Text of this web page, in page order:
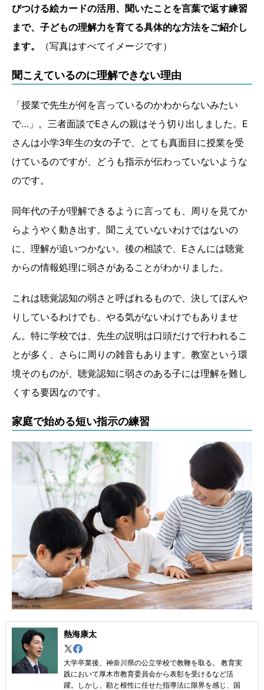
びつける絵カードの活用、聞いたことを言葉で返す練習
まで、子どもの理解力を育てる具体的な方法をご紹介し
ます。
（写真はすべてイメージです）
聞こえているのに理解できない理由
「授業で先生が何を言っているのかわからないみたい
で…」。三者面談でEさんの親はそう切り出しました。E
さんは小学3年生の女の子で、とても真面目に授業を受
けているのですが、どうも指示が伝わっていないような
のです。
同年代の子が理解できるように言っても、周りを見てか
らようやく動き出す。聞こえていないわけではないの
に、理解が追いつかない。後の相談で、Eさんには聴覚
からの情報処理に弱さがあることがわかりました。
これは聴覚認知の弱さと呼ばれるもので、決してぼんや
りしているわけでも、やる気がないわけでもありませ
ん。特に学校では、先生の説明は口頭だけで行われるこ
とが多く、さらに周りの雑音もあります。教室という環
境そのものが、聴覚認知に弱さのある子には理解を難し
くする要因なのです。
家庭で始める短い指示の練習
熱海康太
大学卒業後、神奈川県の公立学校で教鞭を取る。 教育実
践において厚木市教育委員会から表彰を受けるなど活
躍。しかし、勘と根性に任せた指導法に限界を感じ、国